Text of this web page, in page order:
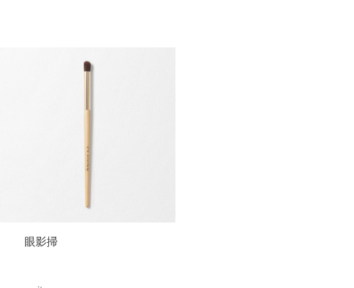
眼影掃